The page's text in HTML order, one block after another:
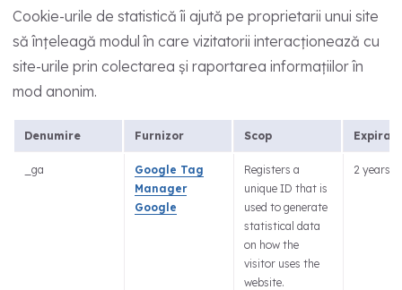
Cookie-urile de statistică îi ajută pe proprietarii unui site
să înțeleagă modul în care vizitatorii interacționează cu
site-urile prin colectarea și raportarea informațiilor în
mod anonim.
Denumire Furnizor Scop
_ga
Google Tag
Manager
Google
Registers a
unique ID that is
used to generate
statistical data
on how the
visitor uses the
website.
2 years